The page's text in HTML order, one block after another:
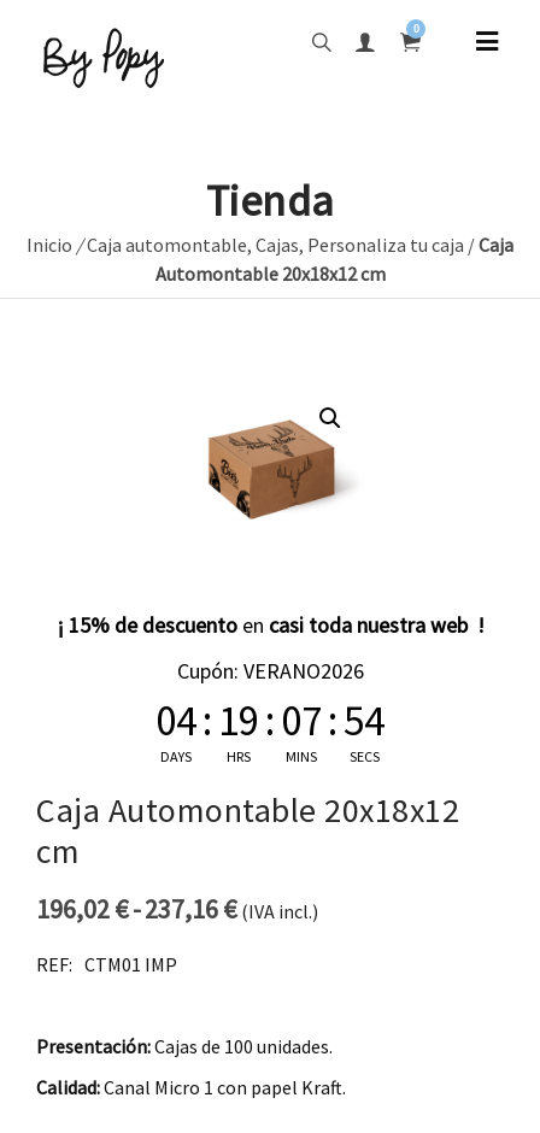
0
Tienda
Inicio /Caja automontable, Cajas, Personaliza tu caja /Caja
Automontable 20x18x12 cm
¡ 15% de descuento en casi toda nuestra web !
Cupón: VERANO2026
04
DAYS
: 19
HRS
: 07
MINS
:53
SECS
Caja Automontable 20x18x12
cm
196,02€-237,16€
Rango de precios: desde
(IVA incl.)
REF: CTM01 IMP
Presentación:Cajas de 100 unidades.
Calidad:Canal Micro 1 con papel Kraft.